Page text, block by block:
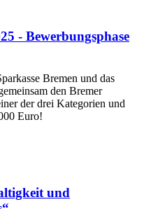
- Bewerbungsphase
Bremen und das
den Bremer
der drei Kategorien und
Euro!
und